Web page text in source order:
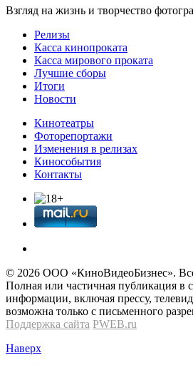
Взгляд на жизнь и творчество
Релизы
Касса кинопроката
Касса мирового проката
Лучшие сборы
Итоги
Новости
Кинотеатры
Фоторепортажи
Изменения в релизах
Кинособытия
Контакты
© 2026 OOО «КиноВидеоБизнес».
Полная или частичная публикация в
информации, включая прессу,
возможна только с письменного
Поддержка сайта PWEB.ru
Наверх